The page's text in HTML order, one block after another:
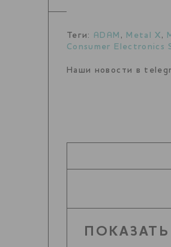
Теги: ADAM , Metal X ,
Consumer Electronics
Наши новости в